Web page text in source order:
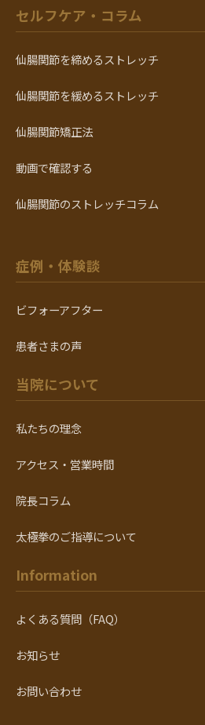
セルフケア・コラム
仙腸関節を締めるストレッチ
仙腸関節を緩めるストレッチ
仙腸関節矯正法
動画で確認する
仙腸関節のストレッチコラム
症例・体験談
ビフォーアフター
患者さまの声
当院について
私たちの理念
アクセス・営業時間
院長コラム
太極拳のご指導について
Information
よくある質問（FAQ）
お知らせ
お問い合わせ